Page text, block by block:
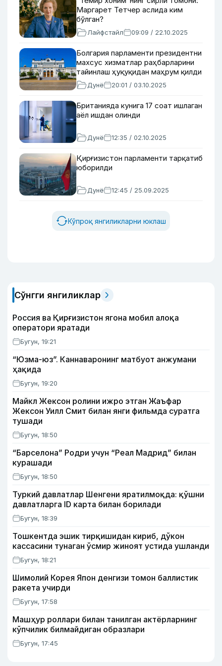
Маргарет Тетчер аслида ким
бўлган?
Лайфстайл 09:09 / 22.10.2025
Болгария парламенти президентни
махсус хизматлар раҳбарларини
тайинлаш ҳуқуқидан маҳрум қилди
Дунё 20:01 / 03.10.2025
Британияда кунига 17 соат ишлаган
аёл ишдан олинди
Дунё 12:35 / 02.10.2025
Қирғизистон парламенти тарқатиб
юборилди
Дунё 12:45 / 25.09.2025
Кўпроқ янгиликларни юклаш
Сўнгги янгиликлар
Россия ва Қирғизистон ягона мобил алоқа
оператори яратади
Бугун, 19:21
“Юзма-юз”. Каннаваронинг матбуот анжумани
ҳақида
Бугун, 19:20
Майкл Жексон ролини ижро этган Жаъфар
Жексон Уилл Смит билан янги фильмда суратга
тушади
Бугун, 18:50
“Барселона” Родри учун “Реал Мадрид” билан
курашади
Бугун, 18:50
Туркий давлатлар Шенгени яратилмоқда: қўшни
давлатларга ID карта билан борилади
Бугун, 18:39
Тошкентда эшик тирқишидан кириб, дўкон
кассасини тунаган ўсмир жиноят устида ушланди
Бугун, 18:21
Шимолий Корея Япон денгизи томон баллистик
ракета учирди
Бугун, 17:58
Машҳур роллари билан танилган актёрларнинг
кўпчилик билмайдиган образлари
Бугун, 17:45